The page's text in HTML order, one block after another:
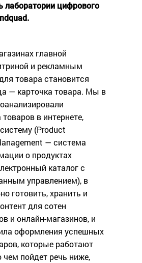
лаборатории цифрового
главной
и рекламным
товара становится
— карточка товара. Мы в
в интернете,
(Product
— система
о продуктах
каталог с
управлением), в
готовить, хранить и
для сотен
и онлайн-магазинов, и
оформления успешных
которые работают
чем пойдет речь ниже,